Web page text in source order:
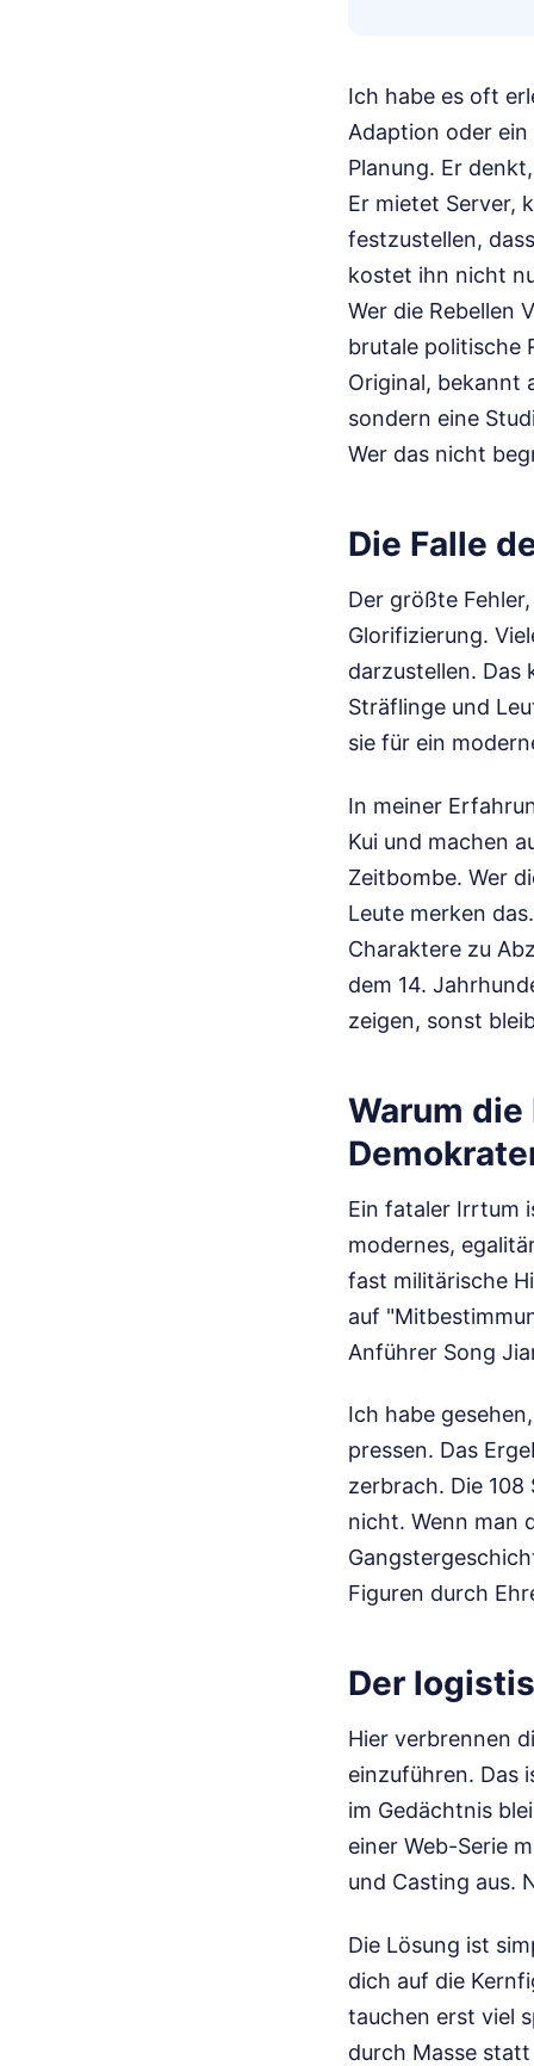
Ich habe es oft
Adaption oder
Planung. Er
Er mietet Server,
festzustellen,
kostet ihn nicht
Wer die Rebellen
brutale politische
Original, bekannt
sondern eine
Wer das nicht
Die Falle
Der größte
Glorifizierung.
darzustellen. Das
Sträflinge und
sie für ein
In meiner
Kui und machen
Zeitbombe. Wer
Leute merken
Charaktere zu
dem 14.
zeigen, sonst
Warum die
Ein fataler Irrtum
modernes,
fast militärische
auf
Anführer Song
Ich habe
pressen. Das
zerbrach. Die
nicht. Wenn man
Figuren durch
Der
Hier verbrennen
einzuführen. Das
im Gedächtnis
einer Web-Serie
und Casting aus.
Die Lösung ist
dich auf die
tauchen erst viel
durch Masse